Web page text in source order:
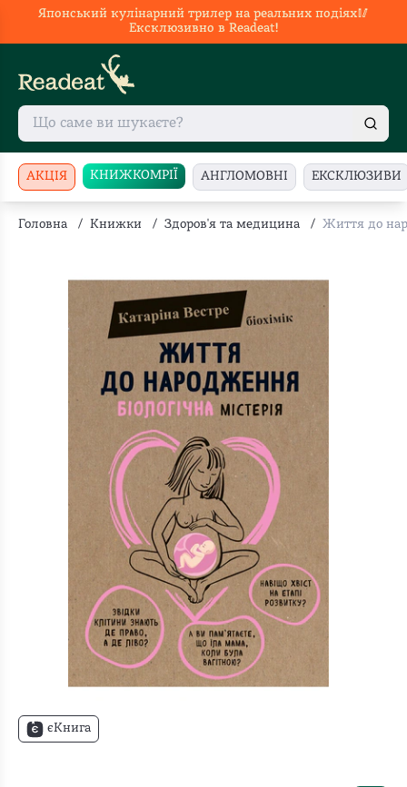
Японський кулінарний трилер на реальних подіях🥢
Ексклюзивно в Readeat!
АКЦІЯ КНИЖКОМРІЇ АНГЛОМОВНІ ЕКСКЛЮЗИВИ
Головна / Книжки / Здоров'я та медицина / Життя до
єКнига